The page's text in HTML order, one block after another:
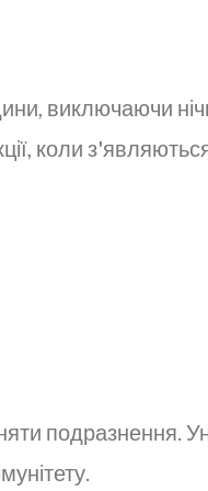
виключаючи
коли
подразнення.